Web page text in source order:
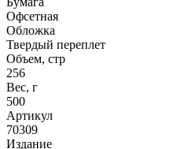
Офсетная
Обложка
Твердый переплет
Объем, стр
256
Вес, г
500
Артикул
70309
Издание